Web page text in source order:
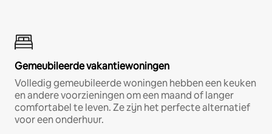
Gemeubileerde vakantiewoningen
Volledig gemeubileerde woningen hebben een keuken
en andere voorzieningen om een maand of langer
comfortabel te leven. Ze zijn het perfecte alternatief
voor een onderhuur.